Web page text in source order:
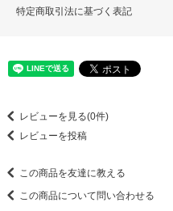
特定商取引法に基づく表記
レビューを見る(0件)
レビューを投稿
この商品を友達に教える
この商品について問い合わせる